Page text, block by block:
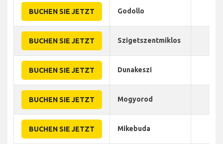
BUCHEN SIE JETZT Godollo
BUCHEN SIE JETZT Szigetszentmiklos
BUCHEN SIE JETZT Dunakeszi
BUCHEN SIE JETZT Mogyorod
BUCHEN SIE JETZT Mikebuda